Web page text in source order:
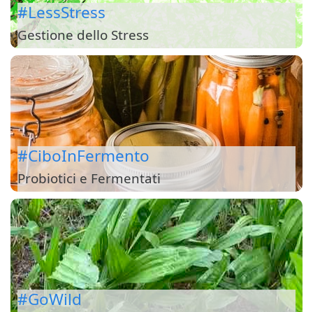
#LessStress
Gestione dello Stress
#CiboInFermento
Probiotici e Fermentati
#GoWild